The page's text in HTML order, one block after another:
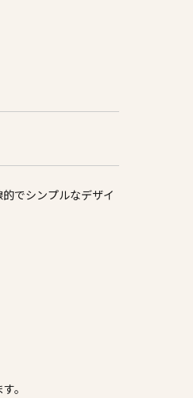
でシンプルなデザイ
。